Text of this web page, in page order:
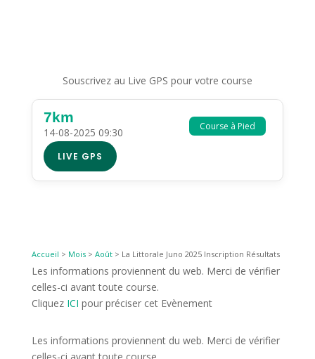
Souscrivez au Live GPS pour votre course
Course à Pied
7km
14-08-2025 09:30
LIVE GPS
Accueil > Mois> Août> La Littorale Juno 2025 Inscription Résultats
Les informations proviennent du web. Merci de vérifier
celles-ci avant toute course.
Cliquez ICI pour préciser cet Evènement
Les informations proviennent du web. Merci de vérifier